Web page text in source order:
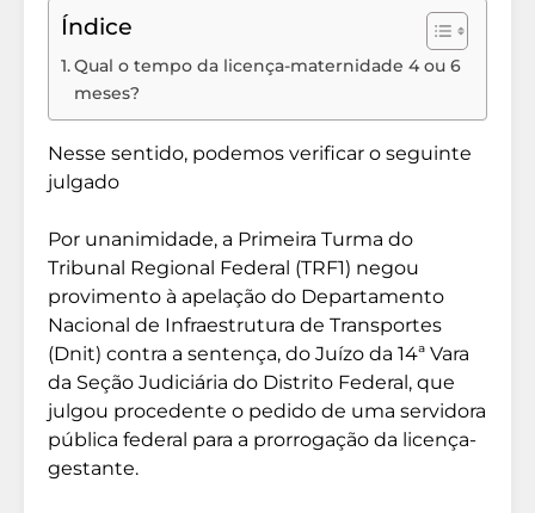
Índice
Qual o tempo da licença-maternidade 4 ou 6
meses?
Nesse sentido, podemos verificar o seguinte
julgado
Por unanimidade, a Primeira Turma do
Tribunal Regional Federal (TRF1) negou
provimento à apelação do Departamento
Nacional de Infraestrutura de Transportes
(Dnit) contra a sentença, do Juízo da 14ª Vara
da Seção Judiciária do Distrito Federal, que
julgou procedente o pedido de uma servidora
pública federal para a prorrogação da licença-
gestante.